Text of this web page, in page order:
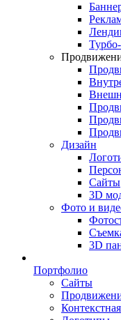
Дизайн
Сайты
3D
Фото и
3D
Портфолио
Сайты